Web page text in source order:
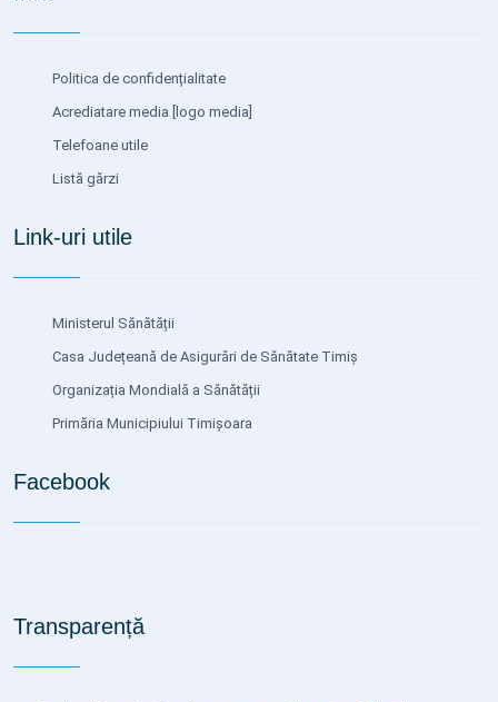
Politica de confidențialitate
Acrediatare media [logo media]
Telefoane utile
Listă gărzi
Link-uri utile
Ministerul Sănătății
Casa Județeană de Asigurări de Sănătate Timiș
Organizația Mondială a Sănătății
Primăria Municipiului Timișoara
Facebook
Transparență